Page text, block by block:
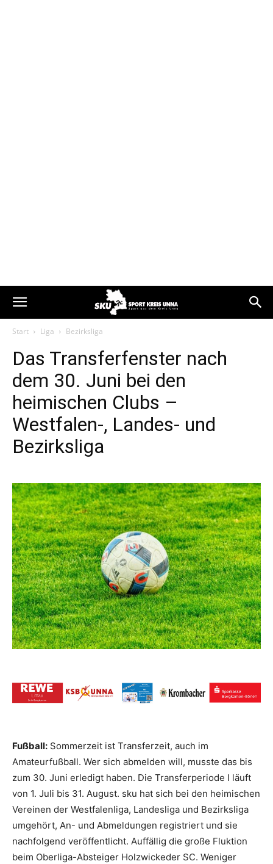
Start Liga Bezirksliga
Das Transferfenster nach
dem 30. Juni bei den
heimischen Clubs –
Westfalen-, Landes- und
Bezirksliga
Fußball: Sommerzeit ist Transferzeit, auch im
Amateurfußball. Wer sich abmelden will, musste das bis
zum 30. Juni erledigt haben. Die Transferperiode I läuft
von 1. Juli bis 31. August. sku hat sich bei den heimischen
Vereinen der Westfalenliga, Landesliga und Bezirksliga
umgehört, An- und Abmeldungen registriert und sie
nachfolgend veröffentlicht. Auffällig die große Fluktion
beim Oberliga-Absteiger Holzwickeder SC. Weniger